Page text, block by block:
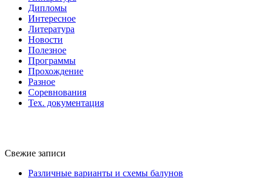
Дипломы
Интересное
Литература
Новости
Полезное
Программы
Прохождение
Разное
Соревнования
Тех. документация
Свежие записи
Различные варианты и схемы балунов